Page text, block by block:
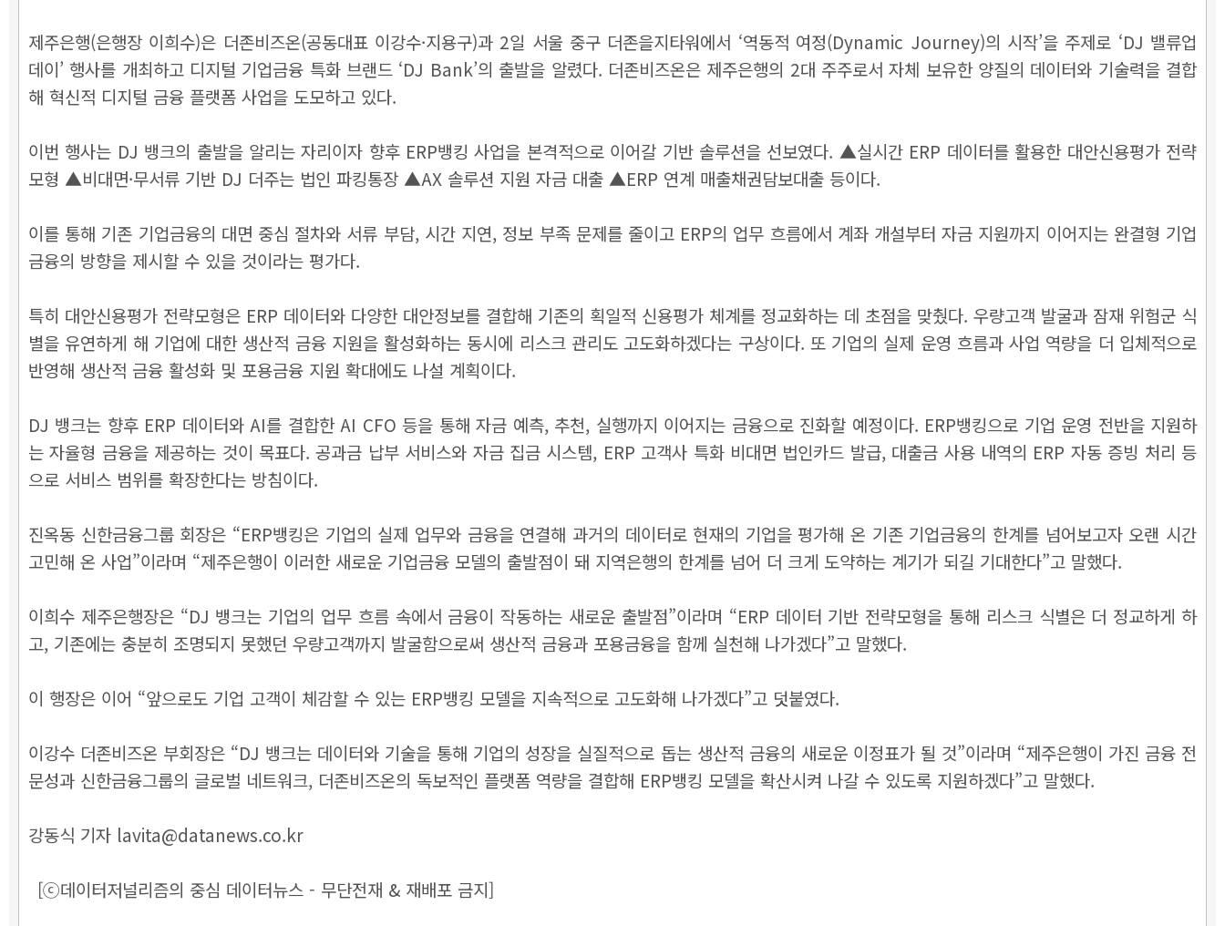
제주은행(은행장 이희수)은 더존비즈온(공동대표 이강수·지용구)과 2일 서울 중구 더존을지타워에서 ‘역동적 여정(Dynamic Journey)의 시작’을 주제로 ‘DJ 밸류업
데이’ 행사를 개최하고 디지털 기업금융 특화 브랜드 ‘DJ Bank’의 출발을 알렸다. 더존비즈온은 제주은행의 2대 주주로서 자체 보유한 양질의 데이터와 기술력을 결합
해 혁신적 디지털 금융 플랫폼 사업을 도모하고 있다.
이번 행사는 DJ 뱅크의 출발을 알리는 자리이자 향후 ERP뱅킹 사업을 본격적으로 이어갈 기반 솔루션을 선보였다. ▲실시간 ERP 데이터를 활용한 대안신용평가 전략
모형 ▲비대면·무서류 기반 DJ 더주는 법인 파킹통장 ▲AX 솔루션 지원 자금 대출 ▲ERP 연계 매출채권담보대출 등이다.
이를 통해 기존 기업금융의 대면 중심 절차와 서류 부담, 시간 지연, 정보 부족 문제를 줄이고 ERP의 업무 흐름에서 계좌 개설부터 자금 지원까지 이어지는 완결형 기업
금융의 방향을 제시할 수 있을 것이라는 평가다.
특히 대안신용평가 전략모형은 ERP 데이터와 다양한 대안정보를 결합해 기존의 획일적 신용평가 체계를 정교화하는 데 초점을 맞췄다. 우량고객 발굴과 잠재 위험군 식
별을 유연하게 해 기업에 대한 생산적 금융 지원을 활성화하는 동시에 리스크 관리도 고도화하겠다는 구상이다. 또 기업의 실제 운영 흐름과 사업 역량을 더 입체적으로
반영해 생산적 금융 활성화 및 포용금융 지원 확대에도 나설 계획이다.
DJ 뱅크는 향후 ERP 데이터와 AI를 결합한 AI CFO 등을 통해 자금 예측, 추천, 실행까지 이어지는 금융으로 진화할 예정이다. ERP뱅킹으로 기업 운영 전반을 지원하
는 자율형 금융을 제공하는 것이 목표다. 공과금 납부 서비스와 자금 집금 시스템, ERP 고객사 특화 비대면 법인카드 발급, 대출금 사용 내역의 ERP 자동 증빙 처리 등
으로 서비스 범위를 확장한다는 방침이다.
진옥동 신한금융그룹 회장은 “ERP뱅킹은 기업의 실제 업무와 금융을 연결해 과거의 데이터로 현재의 기업을 평가해 온 기존 기업금융의 한계를 넘어보고자 오랜 시간
고민해 온 사업”이라며 “제주은행이 이러한 새로운 기업금융 모델의 출발점이 돼 지역은행의 한계를 넘어 더 크게 도약하는 계기가 되길 기대한다”고 말했다.
이희수 제주은행장은 “DJ 뱅크는 기업의 업무 흐름 속에서 금융이 작동하는 새로운 출발점”이라며 “ERP 데이터 기반 전략모형을 통해 리스크 식별은 더 정교하게 하
고, 기존에는 충분히 조명되지 못했던 우량고객까지 발굴함으로써 생산적 금융과 포용금융을 함께 실천해 나가겠다”고 말했다.
이 행장은 이어 “앞으로도 기업 고객이 체감할 수 있는 ERP뱅킹 모델을 지속적으로 고도화해 나가겠다”고 덧붙였다.
이강수 더존비즈온 부회장은 “DJ 뱅크는 데이터와 기술을 통해 기업의 성장을 실질적으로 돕는 생산적 금융의 새로운 이정표가 될 것”이라며 “제주은행이 가진 금융 전
문성과 신한금융그룹의 글로벌 네트워크, 더존비즈온의 독보적인 플랫폼 역량을 결합해 ERP뱅킹 모델을 확산시켜 나갈 수 있도록 지원하겠다”고 말했다.
강동식 기자 lavita@datanews.co.kr
[ⓒ데이터저널리즘의 중심 데이터뉴스 - 무단전재 & 재배포 금지]